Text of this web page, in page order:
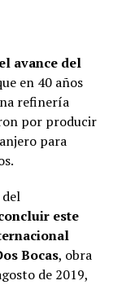
avance del
en 40 años
refinería
por producir
para
este
Bocas, obra
de 2019,